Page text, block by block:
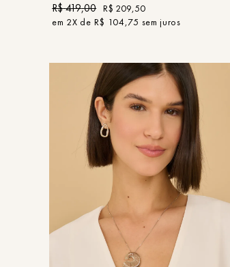
R$419,00 R$ 209,50
em 2X de R$ 104,75 sem juros